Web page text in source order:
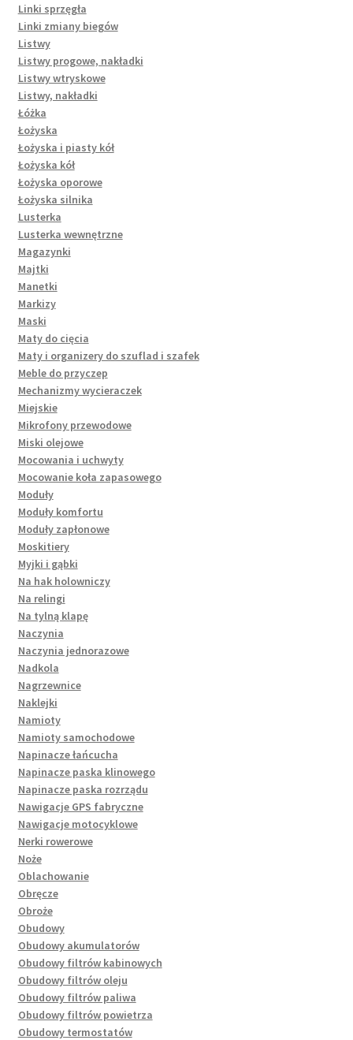
Linki sprzęgła
Linki zmiany biegów
Listwy
Listwy progowe, nakładki
Listwy wtryskowe
Listwy, nakładki
Łóżka
Łożyska
Łożyska i piasty kół
Łożyska kół
Łożyska oporowe
Łożyska silnika
Lusterka
Lusterka wewnętrzne
Magazynki
Majtki
Manetki
Markizy
Maski
Maty do cięcia
Maty i organizery do szuflad i szafek
Meble do przyczep
Mechanizmy wycieraczek
Miejskie
Mikrofony przewodowe
Miski olejowe
Mocowania i uchwyty
Mocowanie koła zapasowego
Moduły
Moduły komfortu
Moduły zapłonowe
Moskitiery
Myjki i gąbki
Na hak holowniczy
Na relingi
Na tylną klapę
Naczynia
Naczynia jednorazowe
Nadkola
Nagrzewnice
Naklejki
Namioty
Namioty samochodowe
Napinacze łańcucha
Napinacze paska klinowego
Napinacze paska rozrządu
Nawigacje GPS fabryczne
Nawigacje motocyklowe
Nerki rowerowe
Noże
Oblachowanie
Obręcze
Obroże
Obudowy
Obudowy akumulatorów
Obudowy filtrów kabinowych
Obudowy filtrów oleju
Obudowy filtrów paliwa
Obudowy filtrów powietrza
Obudowy termostatów